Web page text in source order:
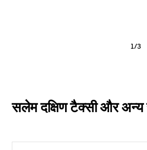
1/3
सलेम दक्षिण टैक्सी और अन्य